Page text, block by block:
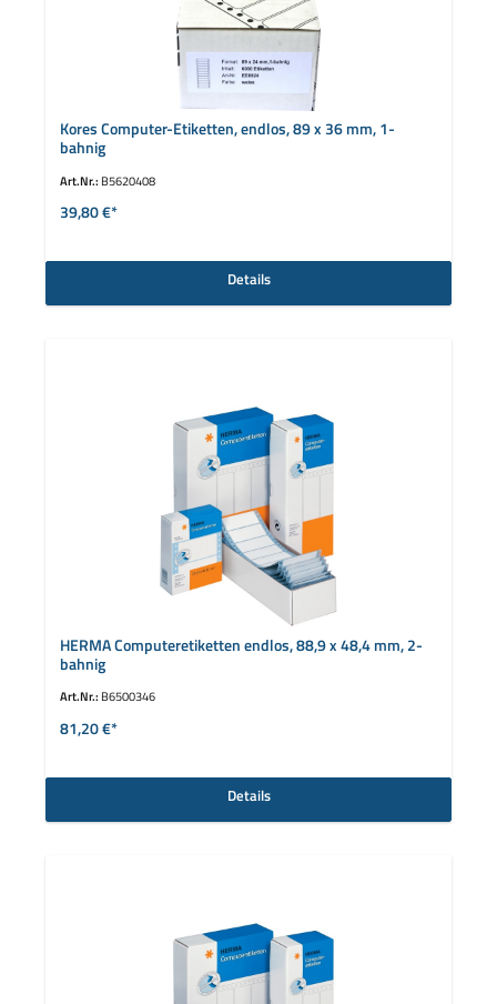
Kores Computer-Etiketten, endlos, 89 x 36 mm, 1-
bahnig
Art.Nr.: B5620408
39,80 €*
Details
HERMA Computeretiketten endlos, 88,9 x 48,4 mm, 2-
bahnig
Art.Nr.: B6500346
81,20 €*
Details